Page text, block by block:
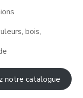
bois,
notre catalogue